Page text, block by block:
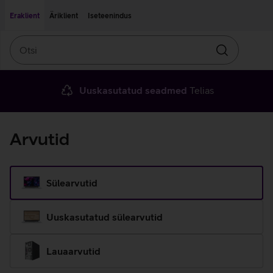
Eraklient
Äriklient Iseteenindus
Otsin
Uuskasutatud seadmed Telias
Arvutid
Sülearvutid
Uuskasutatud sülearvutid
Lauaarvutid